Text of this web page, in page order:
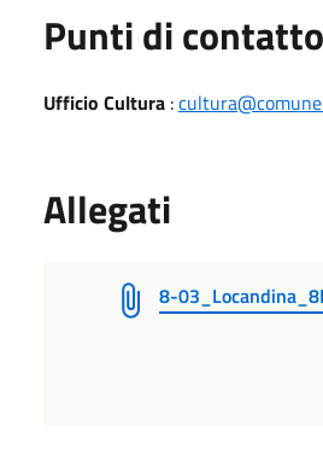
Punti di contatto
Ufficio Cultura :
Allegati
8-